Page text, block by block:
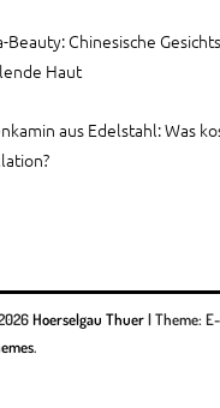
Beauty: Chinesische
Haut
aus Edelstahl: Was
Hoerselgau Thuer|Theme:
.